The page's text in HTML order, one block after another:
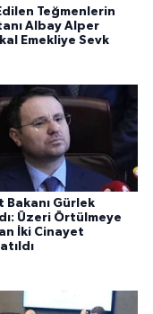
Teğmenlerin
Albay Alper
Emekliye Sevk
Bakanı Gürlek
Üzeri Örtülmeye
İki Cinayet